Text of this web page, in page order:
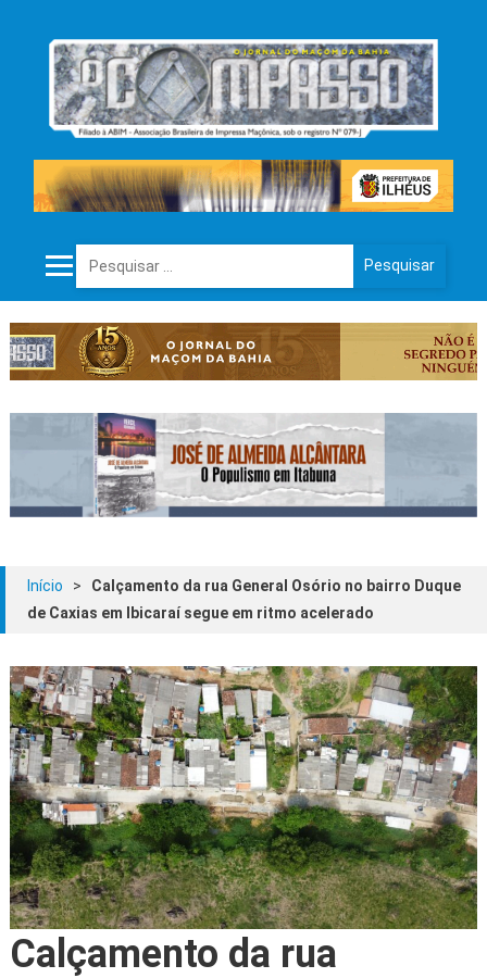
Pesquisar por:
Início >
Calçamento da rua General Osório no bairro Duque
de Caxias em Ibicaraí segue em ritmo acelerado
Calçamento da rua